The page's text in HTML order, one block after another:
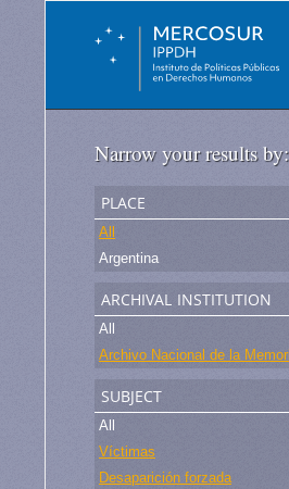
Narrow your results by:
place
All
Argentina
archival institution
All
Archivo Nacional de la
subject
All
Víctimas
Desaparición forzada